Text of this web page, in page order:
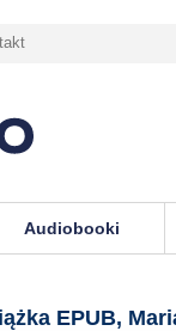
Audiobooki
EPUB,